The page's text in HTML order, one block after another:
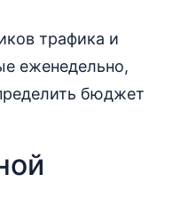
трафика и
еженедельно,
бюджет